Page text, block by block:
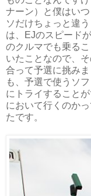
ナーン）と僕はい
ソだけちょっと違
は、EJのスピード
のクルマでも乗る
いたことなので、
合って予選に挑み
も、予選で使うソ
にトライすること
において行くのか
たです。